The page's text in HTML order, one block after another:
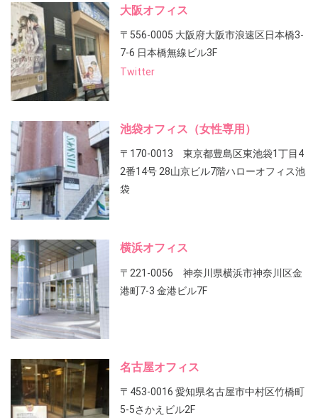
大阪オフィス
〒556-0005 大阪府大阪市浪速区日本橋3-
7-6 日本橋無線ビル3F
Twitter
池袋オフィス（女性専用）
〒170-0013 東京都豊島区東池袋1丁目4
2番14号 28山京ビル7階ハローオフィス池
袋
横浜オフィス
〒221-0056 神奈川県横浜市神奈川区金
港町7-3 金港ビル7F
名古屋オフィス
〒453-0016 愛知県名古屋市中村区竹橋町
5-5さかえビル2F